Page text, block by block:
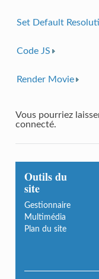
Set Default
Code JS
Render Movie
Vous pourriez
connecté.
Outils du
site
Gestionnaire
Multimédia
Plan du site